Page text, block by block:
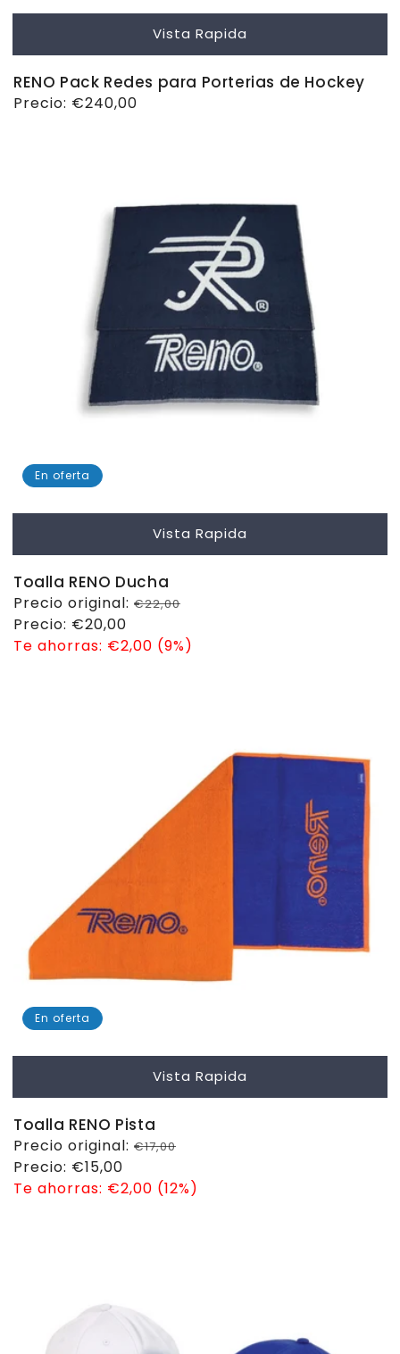
Vista Rapida
RENO Pack Redes para Porterias de Hockey
Precio
Precio: €240,00
En oferta
Vista Rapida
Toalla RENO Ducha
Precio
habitual
Precio original: €22,00
Precio
de
Precio: €20,00
Te ahorras: €2,00 (9%)
En oferta
Vista Rapida
Toalla RENO Pista
Precio
habitual
Precio original: €17,00
Precio
de
Precio: €15,00
Te ahorras: €2,00 (12%)